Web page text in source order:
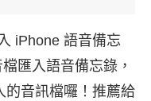
iPhone 語音備忘
匯入語音備忘錄，
的音訊檔囉！推薦給